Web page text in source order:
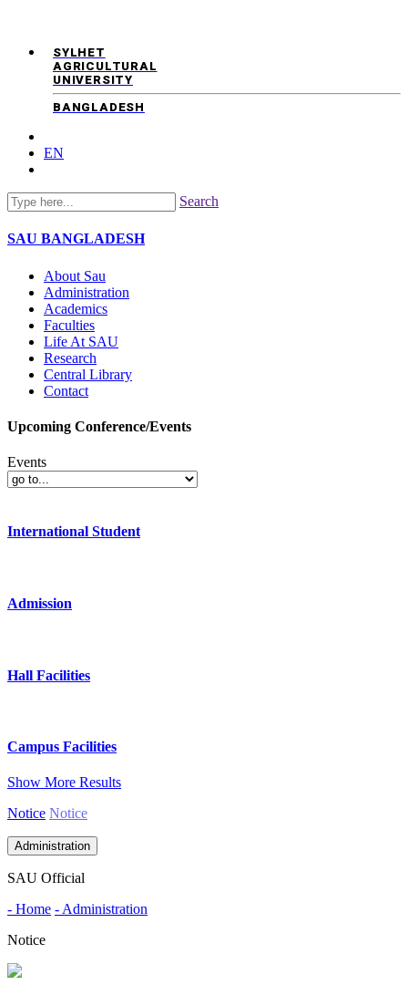
SYLHET
AGRICULTURAL
UNIVERSITY
BANGLADESH
EN
Search
SAU BANGLADESH
About Sau
Administration
Academics
Faculties
Life At SAU
Research
Central Library
Contact
Upcoming Conference/Events
Events
International Student
Admission
Hall Facilities
Campus Facilities
Show More Results
Notice Notice
Administration
SAU Official
- Home - Administration
Notice